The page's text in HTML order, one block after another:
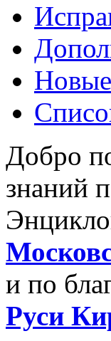
Новые
Добро
знаний
и по
Руси